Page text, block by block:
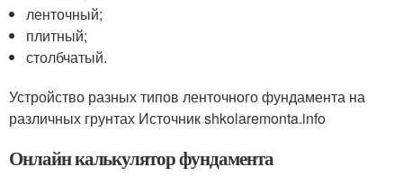
ленточный;
плитный;
столбчатый.
Устройство разных типов ленточного фундамента на
различных грунтах Источник shkolaremonta.info
Онлайн калькулятор фундамента